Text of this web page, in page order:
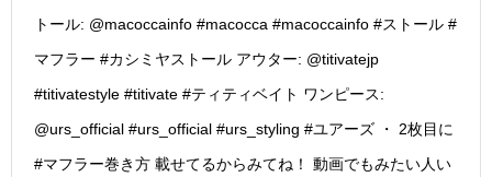
トール: @macoccainfo #macocca #macoccainfo #ストール #
マフラー #カシミヤストール アウター: @titivatejp
#titivatestyle #titivate #ティティベイト ワンピース:
@urs_official #urs_official #urs_styling #ユアーズ ・ 2枚目に
#マフラー巻き方 載せてるからみてね！ 動画でもみたい人い